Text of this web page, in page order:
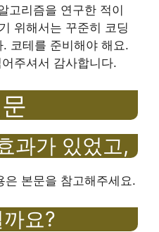
고리즘을 연구한 적이
위해서는 꾸준히 코딩
코테를 준비해야 해요.
주셔서 감사합니다.
과가 있었고,
본문을 참고해주세요.
요?